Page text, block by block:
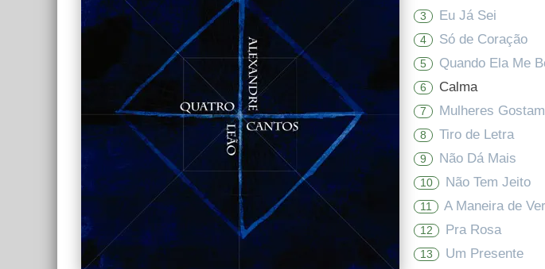
3 Eu Já Sei
4 Só de Coração
5 Quando Ela Me
6 Calma
7 Mulheres Gostam
8 Tiro de Letra
9 Não Dá Mais
10 Não Tem Jeito
11 A Maneira de Ver
12 Pra Rosa
13 Um Presente